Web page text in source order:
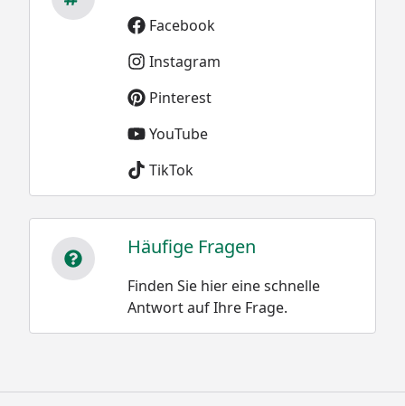
Facebook
Instagram
Pinterest
YouTube
TikTok
Häufige Fragen
Finden Sie hier eine schnelle
Antwort auf Ihre Frage.